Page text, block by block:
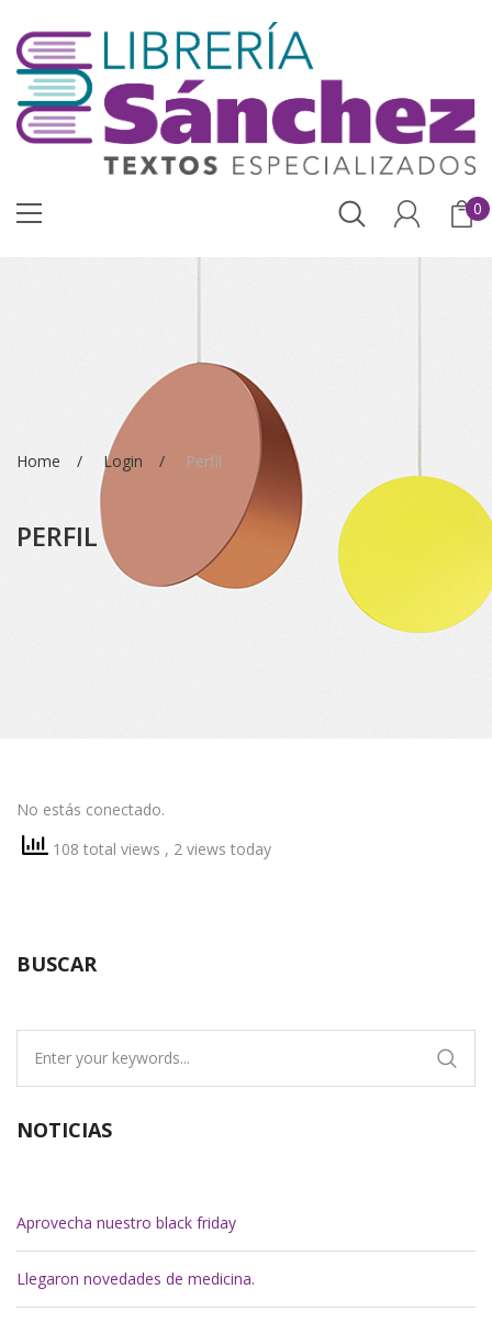
0
Home Login Perfil
PERFIL
No estás conectado.
108 total views , 2 views today
BUSCAR
NOTICIAS
Aprovecha nuestro black friday
Llegaron novedades de medicina.